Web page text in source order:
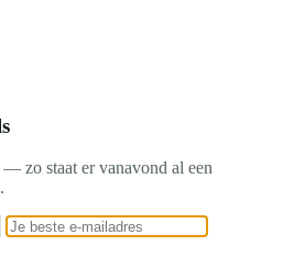
zo staat er vanavond al een